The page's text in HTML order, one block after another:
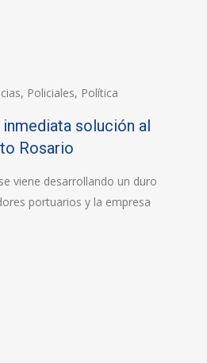
, Policiales, Política
solución al
Rosario
viene desarrollando un duro
portuarios y la empresa